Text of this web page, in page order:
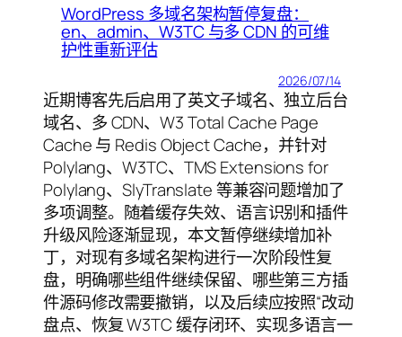
WordPress 多域名架构暂停复盘：
en、admin、W3TC 与多 CDN 的可维
护性重新评估
2026/07/14
近期博客先后启用了英文子域名、独立后台
域名、多 CDN、W3 Total Cache Page
Cache 与 Redis Object Cache，并针对
Polylang、W3TC、TMS Extensions for
Polylang、SlyTranslate 等兼容问题增加了
多项调整。随着缓存失效、语言识别和插件
升级风险逐渐显现，本文暂停继续增加补
丁，对现有多域名架构进行一次阶段性复
盘，明确哪些组件继续保留、哪些第三方插
件源码修改需要撤销，以及后续应按照“改动
盘点、恢复 W3TC 缓存闭环、实现多语言一